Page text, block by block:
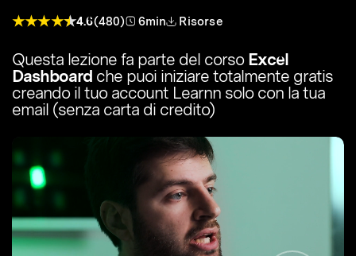
4.6(480) 6min Risorse
Questa lezione fa parte del corso Excel
Dashboard che puoi iniziare totalmente gratis
creando il tuo account Learnn solo con la tua
email (senza carta di credito)